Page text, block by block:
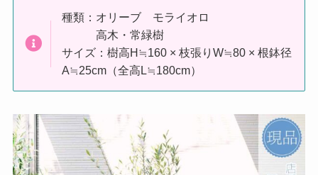
種類：オリーブ モライオロ
高木・常緑樹
サイズ：樹高H≒160 × 枝張りW≒80 × 根鉢径
A≒25cm（全高L≒180cm）